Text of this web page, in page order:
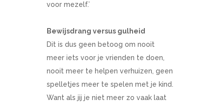
voor mezelf.’
Bewijsdrang versus gulheid
Dit is dus geen betoog om nooit
meer iets voor je vrienden te doen,
nooit meer te helpen verhuizen, geen
spelletjes meer te spelen met je kind.
Want als jij je niet meer zo vaak laat